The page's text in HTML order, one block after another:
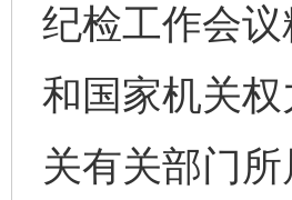
纪检工作会议
和国家机关
关有关部门